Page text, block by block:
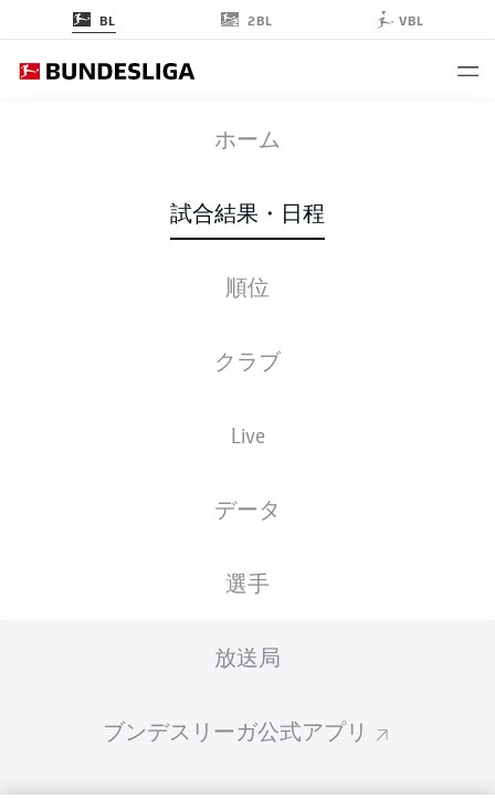
BL 2BL VBL
ホーム
試合結果・日程
順位
クラブ
Live
データ
選手
放送局
ブンデスリーガ公式アプリ
B04 KOE
スターティングメンバー
スターティングメンバーは試合開始の 60分前